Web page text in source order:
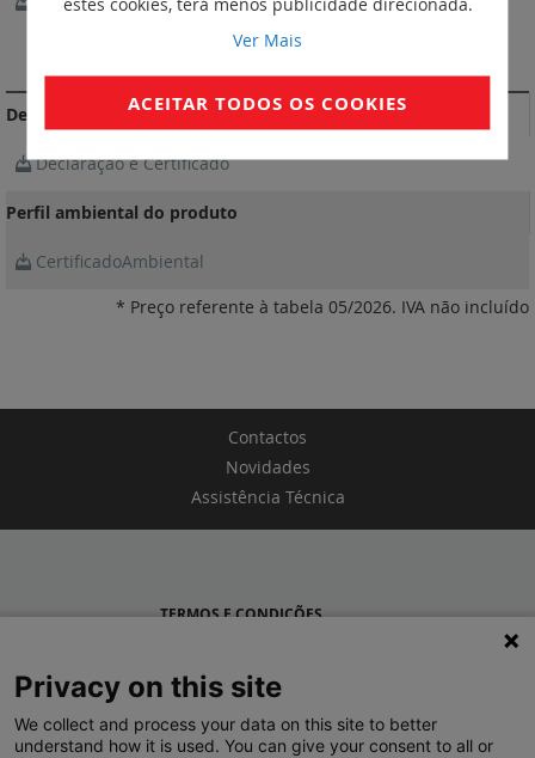
Declarações e certificados de conformidade
Declaração e Certificado
Perfil ambiental do produto
CertificadoAmbiental
* Preço referente à tabela 05/2026. IVA não incluído
Contactos
Novidades
Assistência Técnica
Ver Mais
ACEITAR TODOS OS COOKIES
TERMOS E CONDIÇÕES
LEGRAND PORTUGAL
GRUPO LEGRAND NO MUNDO
Privacy on this site
We collect and process your data on this site to better
understand how it is used. You can give your consent to all or